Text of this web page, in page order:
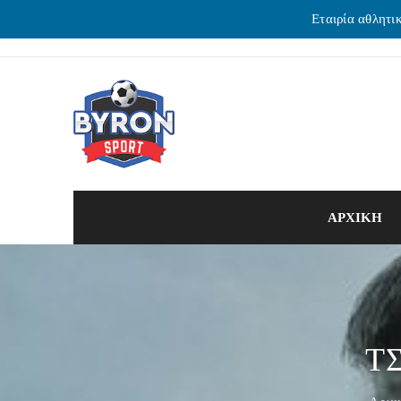
Εταιρία
ΑΡΧΙΚΗ